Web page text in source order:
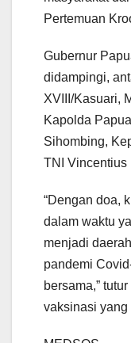
Pertemuan
Gubernur
didampingi,
XVIII/Kasuari,
Kapolda
Sihombing,
TNI Vincentius
“Dengan doa,
dalam waktu
menjadi
pandemi
bersama,”
vaksinasi yang